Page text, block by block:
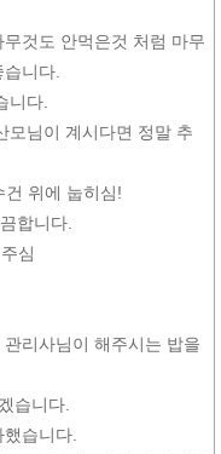
것도 안먹은것 처럼 마무
니다.
니다.
모님이 계시다면 정말 추
위에 눕히심!
합니다.
심
리사님이 해주시는 밥을
습니다.
습니다.